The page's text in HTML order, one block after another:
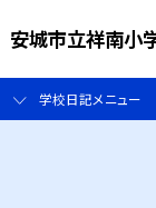
安城市立祥南小
学校日記メニュー